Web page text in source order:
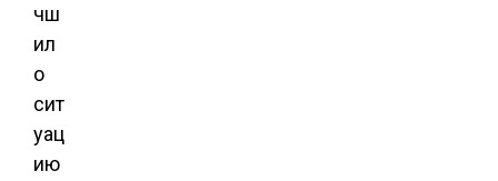
чш
ил
о
сит
уац
ию